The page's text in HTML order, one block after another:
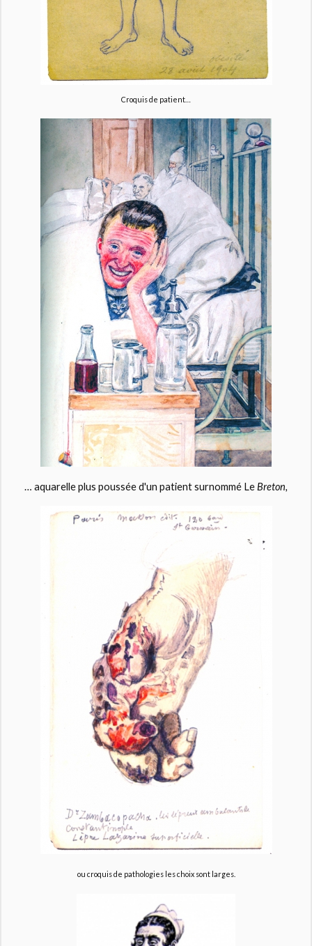
Croquis de patient…
… aquarelle plus poussée d'un patient surnommé LeBreton,
ou croquis de pathologies les choix sont larges.